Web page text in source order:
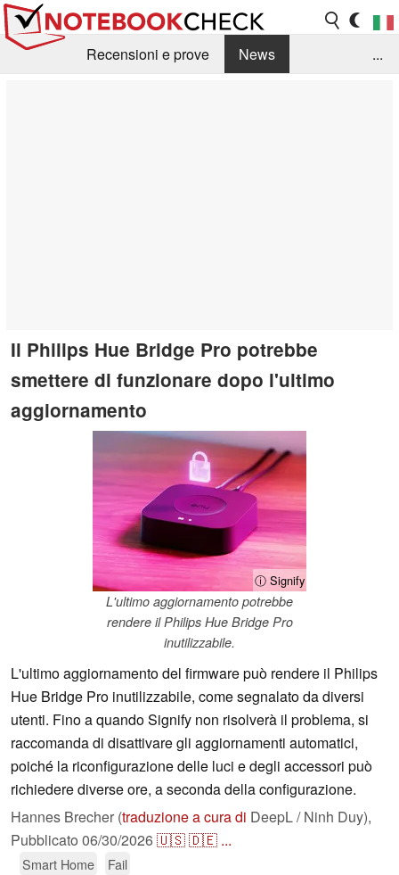
Recensioni e prove
News
...
Il Philips Hue Bridge Pro potrebbe
smettere di funzionare dopo l'ultimo
aggiornamento
ⓘ Signify
L'ultimo aggiornamento potrebbe
rendere il Philips Hue Bridge Pro
inutilizzabile.
L'ultimo aggiornamento del firmware può rendere il Philips
Hue Bridge Pro inutilizzabile, come segnalato da diversi
utenti. Fino a quando Signify non risolverà il problema, si
raccomanda di disattivare gli aggiornamenti automatici,
poiché la riconfigurazione delle luci e degli accessori può
richiedere diverse ore, a seconda della configurazione.
Hannes Brecher (traduzione a cura di DeepL / Ninh Duy),
Pubblicato 06/30/2026🇺🇸🇩🇪 ...
Smart Home Fail